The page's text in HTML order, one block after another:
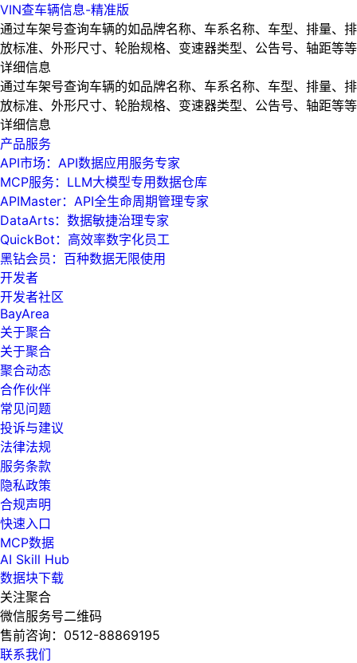
VIN查车辆信息-精准版
通过车架号查询车辆的如品牌名称、车系名称、车型、排量、排
放标准、外形尺寸、轮胎规格、变速器类型、公告号、轴距等等
详细信息
通过车架号查询车辆的如品牌名称、车系名称、车型、排量、排
放标准、外形尺寸、轮胎规格、变速器类型、公告号、轴距等等
详细信息
产品服务
API市场：API数据应用服务专家
MCP服务：LLM大模型专用数据仓库
APIMaster：API全生命周期管理专家
DataArts：数据敏捷治理专家
QuickBot：高效率数字化员工
黑钻会员：百种数据无限使用
开发者
开发者社区
BayArea
关于聚合
关于聚合
聚合动态
合作伙伴
常见问题
投诉与建议
法律法规
服务条款
隐私政策
合规声明
快速入口
MCP数据
AI Skill Hub
数据块下载
关注聚合
微信服务号二维码
售前咨询： 0512-88869195
联系我们